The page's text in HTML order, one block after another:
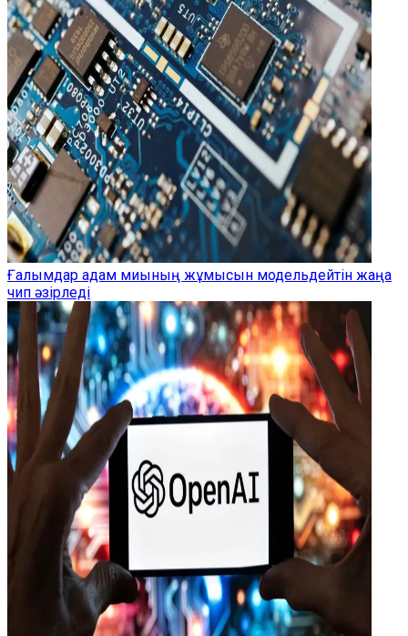
Ғалымдар адам миының жұмысын модельдейтін жаңа
чип әзірледі